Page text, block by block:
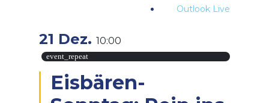
Outlook Live
21 Dez. 10:00
event_repeat
Eisbären-